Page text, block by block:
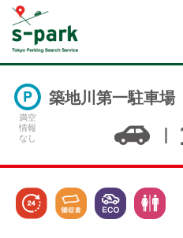
満空
情報
なし
築地川第一駐車場